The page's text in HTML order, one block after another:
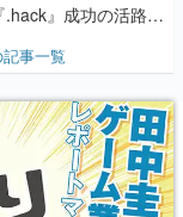
』成功の活路を
た【若ゲのいた
事一覧